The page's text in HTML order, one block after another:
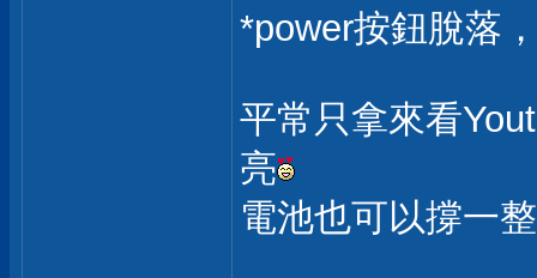
*power按鈕脫落
平常只拿來看
亮
電池也可以撐一